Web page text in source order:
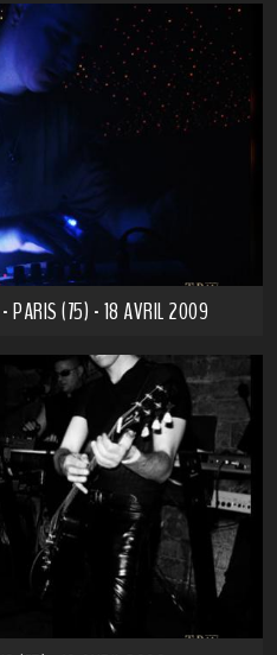
PARIS (75) - 18 AVRIL 2009